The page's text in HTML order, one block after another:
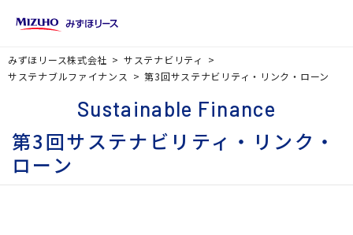
みずほリース株式会社
サステナビリティ
サステナブルファイナンス
第3回サステナビリティ・リンク・ローン
Sustainable Finance
第3回サステナビリティ・リンク・
ローン